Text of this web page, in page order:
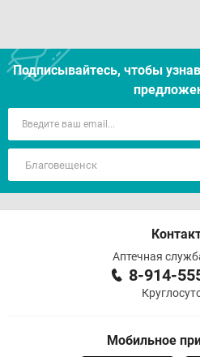
Подписывайтесь, чтобы
Аптечная
8-914-
Мобильное